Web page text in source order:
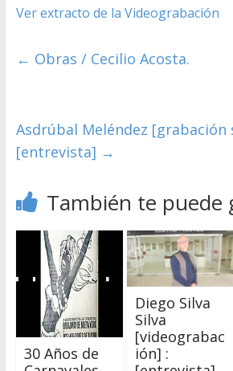
Ver extracto de la Videograbación
← Obras / Cecilio Acosta.
Asdrúbal Meléndez [grabación
[entrevista] →
También te puede
30 Años de
Diego Silva
Silva
[videograbac
ión] :